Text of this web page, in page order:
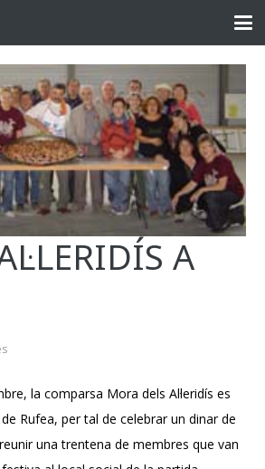
A
la comparsa Mora dels Al·leridís es
Rufea, per tal de celebrar un dinar de
una trentena de membres que van